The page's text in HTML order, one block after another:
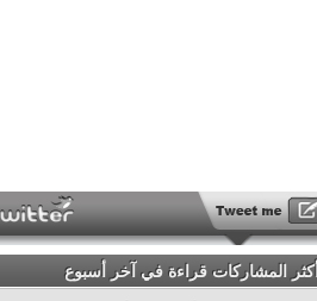
أكثر المشاركات قراءة في آخر أسبوع